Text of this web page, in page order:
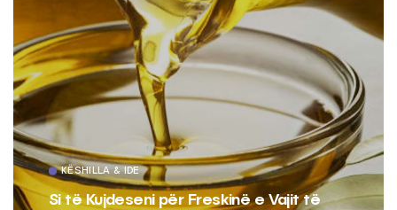
KËSHILLA & IDE
Si të Kujdeseni për Freskinë e Vajit të